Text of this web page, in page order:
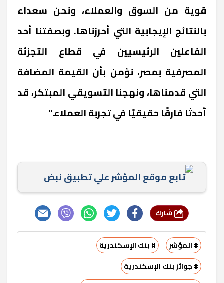
قوية من السوق والعملاء، ونحن سعداء
بالنتائج الإيجابية التي أحرزناها. وبصفتنا أحد
الفاعلين الرئيسيين في قطاع التجزئة
المصرفية بمصر، نؤمن بأن القيمة المضافة
التي قدمناها، ونهجنا التسويقي المبتكر، قد
أحدثا فارقًا حقيقيًا في تجربة العملاء."
تابع موقع المؤشر علي تطبيق نبض
# المؤشر
# بنك الإسكندرية
# جوائز بنك الإسكندرية